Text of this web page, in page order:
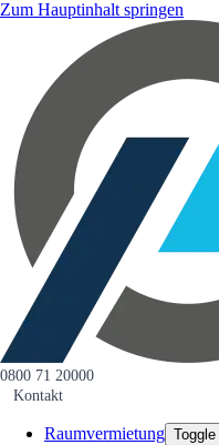
Zum Hauptinhalt springen
0800 71 20000
Kontakt
Raumvermietung Toggle